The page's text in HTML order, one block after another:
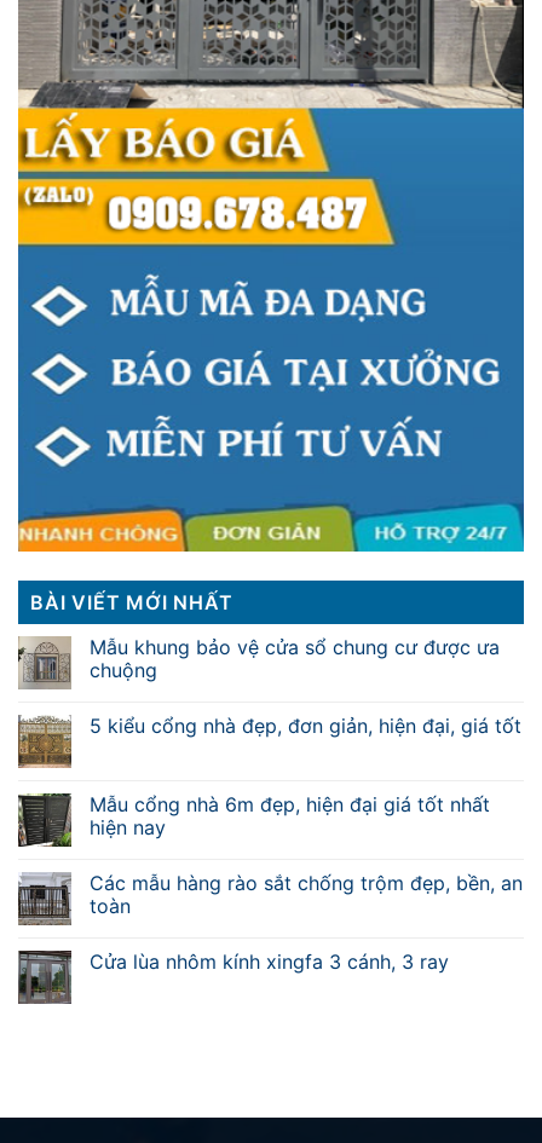
BÀI VIẾT MỚI NHẤT
Mẫu khung bảo vệ cửa sổ chung cư được ưa
chuộng
5 kiểu cổng nhà đẹp, đơn giản, hiện đại, giá tốt
Mẫu cổng nhà 6m đẹp, hiện đại giá tốt nhất
hiện nay
Các mẫu hàng rào sắt chống trộm đẹp, bền, an
toàn
Cửa lùa nhôm kính xingfa 3 cánh, 3 ray